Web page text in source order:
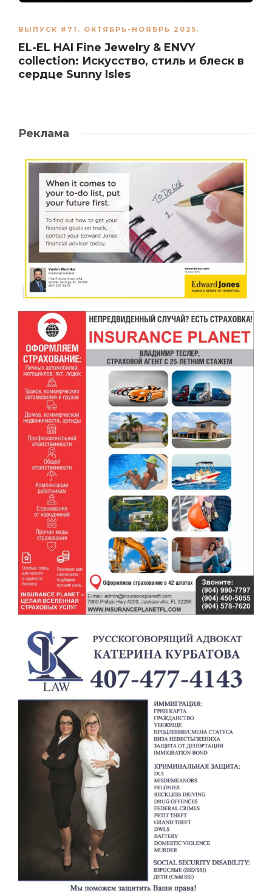
ВЫПУСК #71. ОКТЯБРЬ-НОЯБРЬ 2025.
EL-EL HAI Fine Jewelry & ENVY
collection: Искусство, стиль и блеск в
сердце Sunny Isles
Реклама